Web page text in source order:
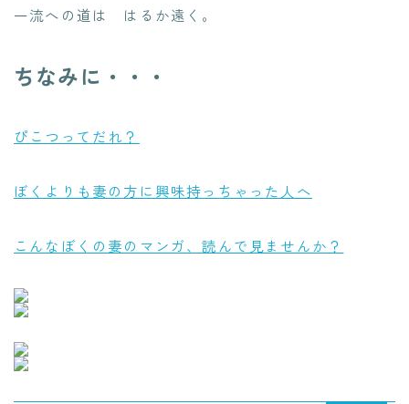
一流への道は はるか遠く。
ちなみに・・・
ぴこつってだれ？
ぼくよりも妻の方に興味持っちゃった人へ
こんなぼくの妻のマンガ、読んで見ませんか？